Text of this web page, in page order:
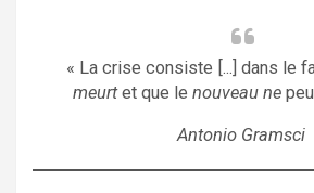
« La crise consiste [...] dans le
meurtet que le nouveau ne
Antonio Gramsci